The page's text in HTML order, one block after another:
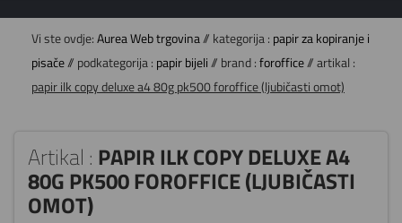
Vi ste ovdje: Aurea Web trgovina// kategorija : papir za kopiranje i
pisače// podkategorija : papir bijeli // brand : foroffice// artikal :
papir ilk copy deluxe a4 80g pk500 foroffice (ljubičasti omot)
Artikal : PAPIR ILK COPY DELUXE A4
80G PK500 FOROFFICE (LJUBIČASTI
OMOT)